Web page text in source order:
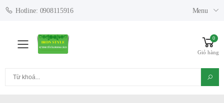
Hotline: 0908115916 Menu
Toggle mobile menu
0
Giỏ hàng